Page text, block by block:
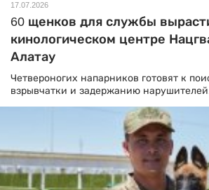
17.07.2026
60 щенков для службы
кинологическом центре
Алатау
Четвероногих напарников готовят к
взрывчатки и задержанию нарушителей.